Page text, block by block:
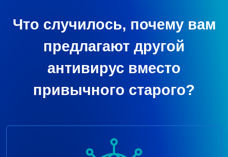
Что случилось, почему вам
предлагают другой
антивирус вместо
привычного старого?